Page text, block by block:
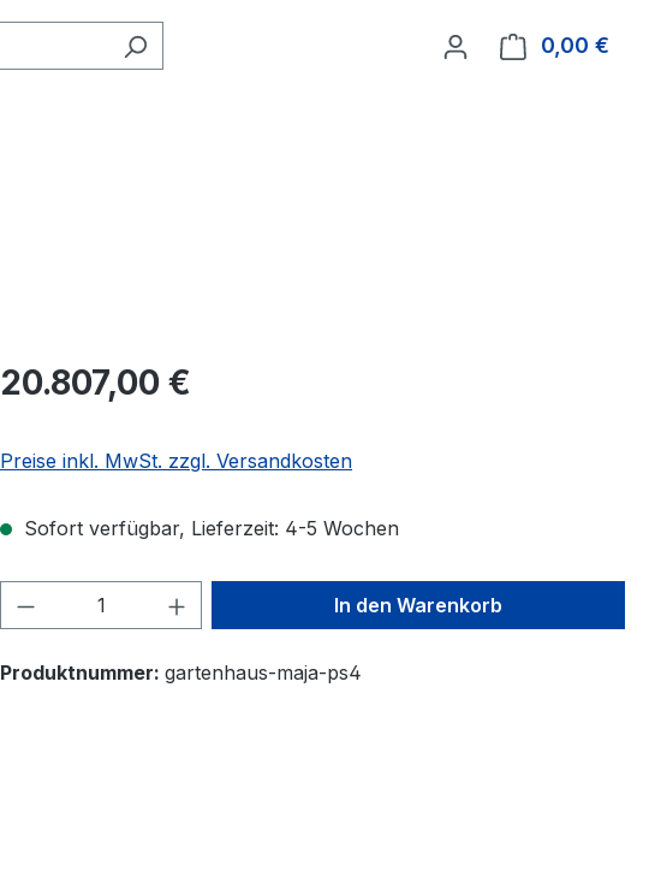
0,00 €
20.807,00 €
Preise inkl. MwSt. zzgl. Versandkosten
Sofort verfügbar, Lieferzeit: 4-5 Wochen
Produkt Anzahl: Gib den gewünschten Wert
In den Warenkorb
Produktnummer: gartenhaus-maja-ps4